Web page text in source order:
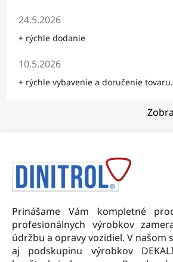
Hodnotenie obchodu je 5 z 5
24.5.2026
+ rýchle dodanie
Hodnotenie obchodu je 5 z 5
10.5.2026
+ rýchle vybavenie a doručenie
Prinášame Vám kompletné
profesionálnych výrobkov
údržbu a opravy vozidiel. V našom
aj podskupinu výrobkov